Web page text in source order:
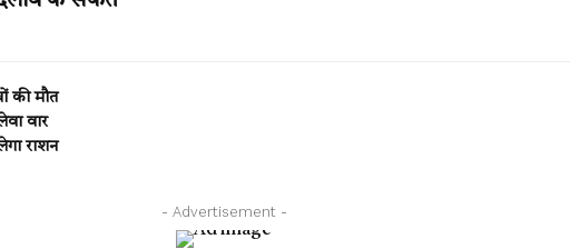
की मौत
वार
राशन
- Advertisement -